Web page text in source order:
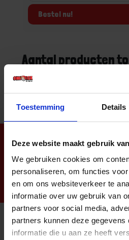
Toestemming Details
Deze website maakt gebruik
We gebruiken cookies om
personaliseren, om functies
en om ons websiteverkeer te
informatie over uw gebruik van
partners voor social media,
partners kunnen deze
informatie die u aan ze heeft
Bestel nu!
Aantal producten
Nieuwsbrief
Informatie